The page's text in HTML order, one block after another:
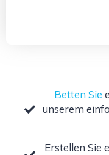
Betten Sie
unserem
Erstellen Sie